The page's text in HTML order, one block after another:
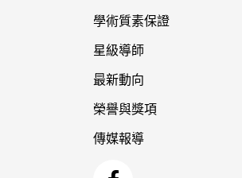
學術質素保證
星級導師
最新動向
榮譽與獎項
傳媒報導